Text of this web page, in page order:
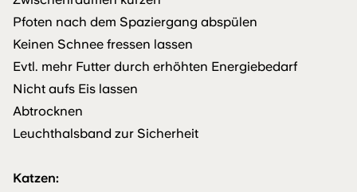
Pfoten nach dem Spaziergang abspülen
Keinen Schnee fressen lassen
Evtl. mehr Futter durch erhöhten Energiebedarf
Nicht aufs Eis lassen
Abtrocknen
Leuchthalsband zur Sicherheit
Katzen: